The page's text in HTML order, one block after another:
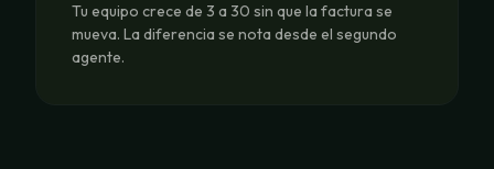
Tu equipo crece de 3 a 30 sin que la factura se
mueva. La diferencia se nota desde el segundo
agente.